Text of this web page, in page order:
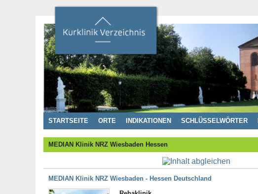
STARTSEITE ORTE INDIKATIONEN SCHLÜSSELWÖRTER
MEDIAN Klinik NRZ Wiesbaden Hessen
MEDIAN Klinik NRZ Wiesbaden - Hessen Deutschland